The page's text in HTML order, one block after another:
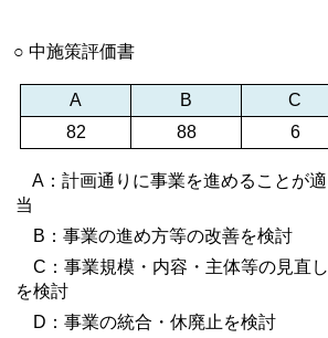
○ 中施策評価書
A B C
82
88 6
A：計画通りに事業を進めることが適
当
B：事業の進め方等の改善を検討
C：事業規模・内容・主体等の見直し
を検討
D：事業の統合・休廃止を検討